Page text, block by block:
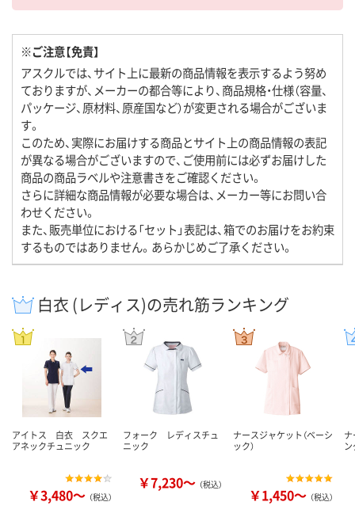
※ご注意【免責】
アスクルでは、サイト上に最新の商品情報を表示するよう努め
ておりますが、メーカーの都合等により、商品規格・仕様（容量、
パッケージ、原材料、原産国など）が変更される場合がございま
す。
このため、実際にお届けする商品とサイト上の商品情報の表記
が異なる場合がございますので、ご使用前には必ずお届けした
商品の商品ラベルや注意書きをご確認ください。
さらに詳細な商品情報が必要な場合は、メーカー等にお問い合
わせください。
また、販売単位における「セット」表記は、箱でのお届けをお約束
するものではありません。あらかじめご了承ください。
白衣 (レディス)の売れ筋ランキング
アイトス 白衣 スクエ
アネックチュニック
￥3,480～ （税込）
フォーク レディスチュ
ニック
￥7,230～ （税込）
ナースジャケット（ベーシ
ック）
￥1,450～ （税込）
ナ
ン